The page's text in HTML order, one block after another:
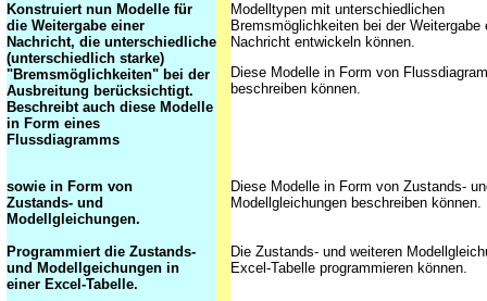
Konstruiert nun Modelle für
die Weitergabe einer
Nachricht, die unterschiedliche
(unterschiedlich starke)
"Bremsmöglichkeiten" bei der
Ausbreitung berücksichtigt.
Beschreibt auch diese Modelle
in Form eines
Flussdiagramms
Modelltypen mit unterschiedlichen
Bremsmöglichkeiten bei der Weitergabe
Nachricht entwickeln können.
Diese Modelle in Form von
beschreiben können.
sowie in Form von
Zustands- und
Modellgleichungen.
Diese Modelle in Form von Zustands-
Modellgleichungen beschreiben können.
Programmiert die Zustands-
und Modellgeichungen in
einer Excel-Tabelle.
Die Zustands- und weiteren
Excel-Tabelle programmieren können.